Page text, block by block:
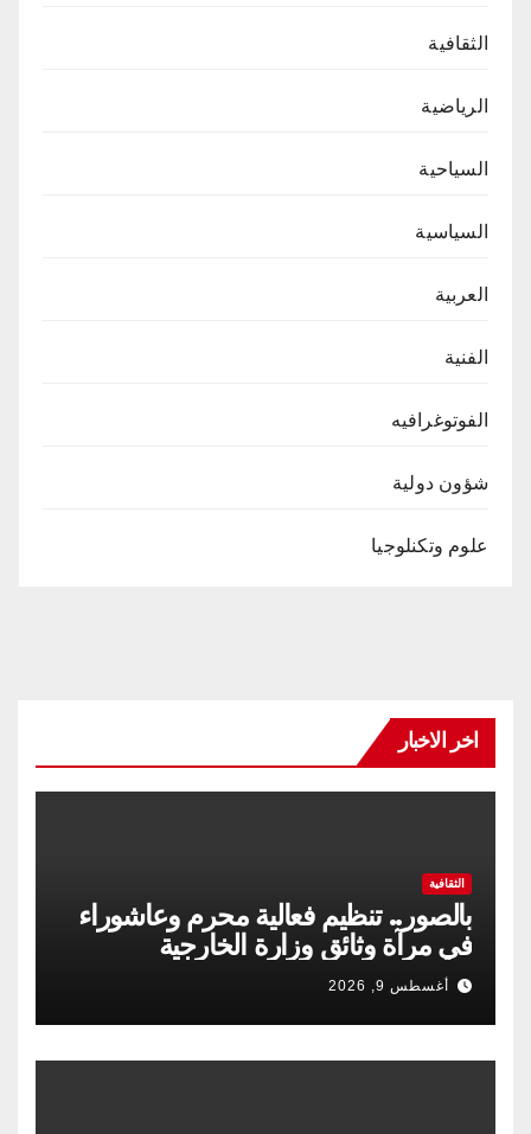
الثقافية
الرياضية
السياحية
السياسية
العربية
الفنية
الفوتوغرافيه
شؤون دولية
علوم وتكنلوجيا
اخر الاخبار
الثقافية
بالصور.. تنظيم فعالية محرم وعاشوراء
في مرآة وثائق وزارة الخارجية
أغسطس 9, 2026